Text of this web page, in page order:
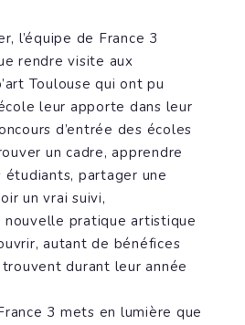
l’équipe de France 3
rendre visite aux
Toulouse qui ont pu
leur apporte dans leur
d’entrée des écoles
un cadre, apprendre
étudiants, partager une
un vrai suivi,
pratique artistique
autant de bénéfices
durant leur année
3 mets en lumière que